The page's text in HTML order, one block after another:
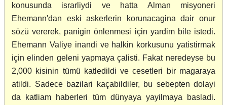
konusunda israrliydi ve hatta Alman misyoneri
Ehemann'dan eski askerlerin korunacagina dair onur
sözü vererek, panigin önlenmesi için yardim bile istedi.
Ehemann Valiye inandi ve halkin korkusunu yatistirmak
için elinden geleni yapmaya çalisti. Fakat neredeyse bu
2,000 kisinin tümü katledildi ve cesetleri bir magaraya
atildi. Sadece bazilari kaçabildiler, bu sebepten dolayi
da katliam haberleri tüm dünyaya yayilmaya basladi.